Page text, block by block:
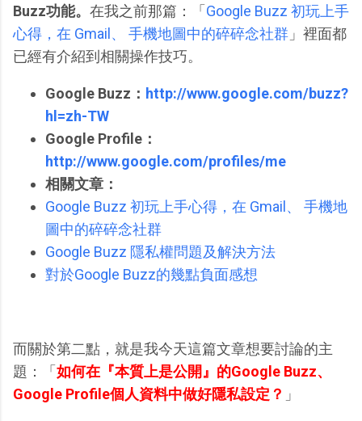
Buzz功能。 在我之前那篇：「 Google Buzz 初玩上手
心得，在 Gmail、 手機地圖中的碎碎念社群 」裡面都
已經有介紹到相關操作技巧。
Google Buzz： http://www.google.com/buzz?
hl=zh-TW
Google Profile：
http://www.google.com/profiles/me
相關文章：
Google Buzz 初玩上手心得，在 Gmail、 手機地
圖中的碎碎念社群
Google Buzz 隱私權問題及解決方法
對於Google Buzz的幾點負面感想
而關於第二點，就是我今天這篇文章想要討論的主
題：「 如何在『本質上是公開』的Google Buzz、
Google Profile個人資料中做好隱私設定？ 」